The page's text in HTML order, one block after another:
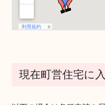
現在町営住宅に